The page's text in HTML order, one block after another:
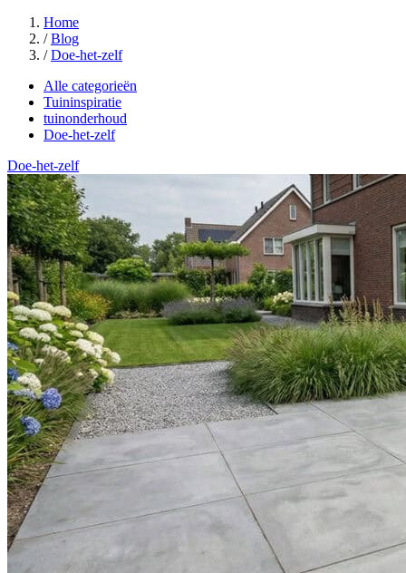
Home
/ Blog
/ Doe-het-zelf
Alle categorieën
Tuininspiratie
tuinonderhoud
Doe-het-zelf
Doe-het-zelf